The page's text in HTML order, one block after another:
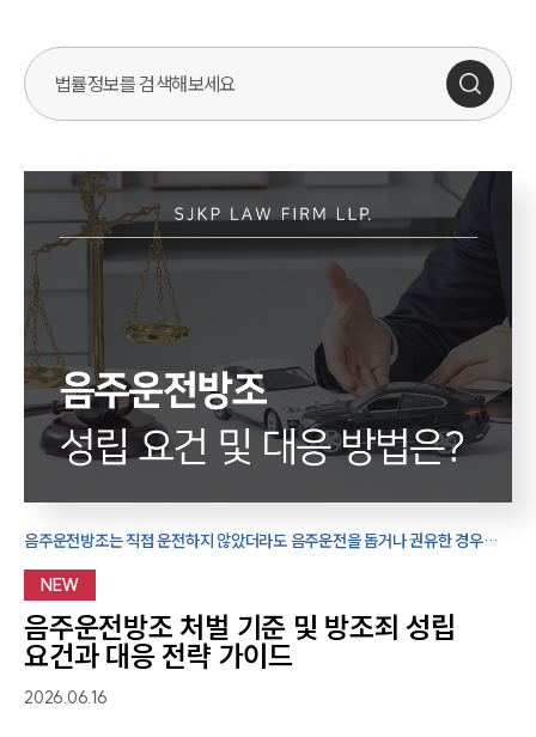
음주운전방조는 직접 운전하지 않았더라도 음주운전을 돕거나 권유한 경우
중요합니다.
NEW
음주운전방조 처벌 기준 및 방조죄 성립
요건과 대응 전략 가이드
2026.06.16